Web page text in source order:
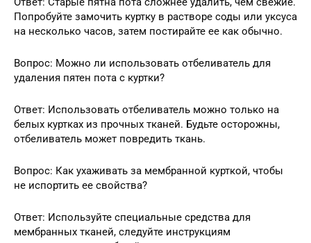
Попробуйте замочить куртку в растворе соды или уксуса
на несколько часов, затем постирайте ее как обычно.
Вопрос: Можно ли использовать отбеливатель для
удаления пятен пота с куртки?
Ответ: Использовать отбеливатель можно только на
белых куртках из прочных тканей. Будьте осторожны,
отбеливатель может повредить ткань.
Вопрос: Как ухаживать за мембранной курткой, чтобы
не испортить ее свойства?
Ответ: Используйте специальные средства для
мембранных тканей, следуйте инструкциям